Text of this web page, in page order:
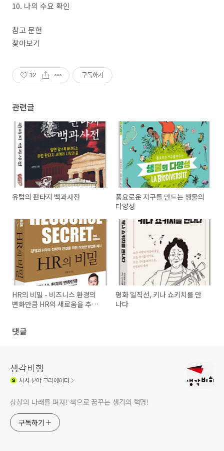
10. 나의 수요 확인
참고 문헌
찾아보기
12 구독하기
관련글
유럽의 판타지 백과사전
풍요로운 지구를 만드는 생물의
다양성
HR의 비밀 - 비즈니스 환경의
변화만큼 HR의 새로움을 추구
평화 일직선, 키나 쇼키치를 만
나다
댓글
생각비행
시사분야 크리에이터
상상의 나래를 펴자! 책으로 꿈꾸는 생각의 혁명!
구독하기